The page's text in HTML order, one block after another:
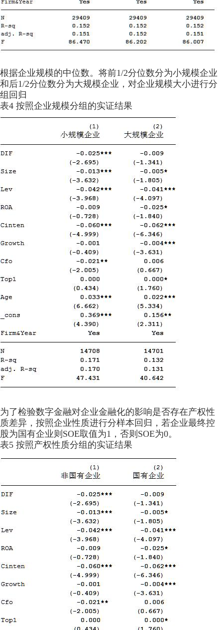
根据企业规模的中位数。将前1/2分位数分为小规模企业
和后1/2分位数分为大规模企业，对企业规模大小进行分
组回归
表4 按照企业规模分组的实证结果
为了检验数字金融对企业金融化的影响是否存在产权性
质差异，按照企业性质进行分样本回归，若企业最终控
股为国有企业则SOE取值为1，否则SOE为0。
表5 按照产权性质分组的实证结果